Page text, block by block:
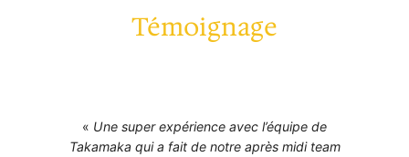
Témoignage
« Une super expérience avec l’équipe de
Takamaka qui a fait de notre après midi team